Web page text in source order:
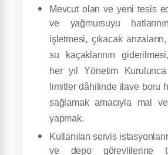
Mevcut olan ve yeni tesis
ve yağmursuyu
işletmesi, çıkacak
su kaçaklarının
her yıl Yönetim
limitler dâhilinde ilave boru
sağlamak amacıyla mal
yapmak.
Kullanılan servis